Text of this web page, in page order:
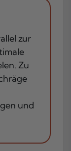
zur
Zu
und